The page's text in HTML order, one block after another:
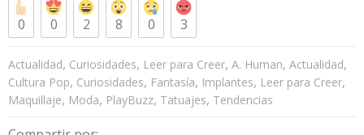
0 0 2 8 0 3
Actualidad, Curiosidades, Leer para Creer, A. Human, Actualidad,
Cultura Pop, Curiosidades, Fantasía, Implantes, Leer para Creer,
Maquillaje, Moda, PlayBuzz, Tatuajes, Tendencias